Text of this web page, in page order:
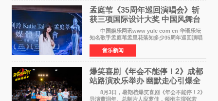
孟庭苇《35周年巡回演唱会》斩
获三项国际设计大奖 中国风舞台
美学获全球认可
中国娱乐网讯www yule com cn 华语乐坛
知名歌手孟庭苇孟里花落知多少35周年巡回演唱
会再传喜讯。该演唱会先后荣获美国MUSE
Creative Awards白金奖（Platinum Winner）、
英国London Design
音乐新闻
爆笑喜剧《年会不能停！2》成都
站路演欢乐举办 幽默走心引爆全
场共鸣
8月3日，暑期档爆笑喜剧《年会不能停！2》
导演董润年、总制片人应萝佳，领衔主演张若